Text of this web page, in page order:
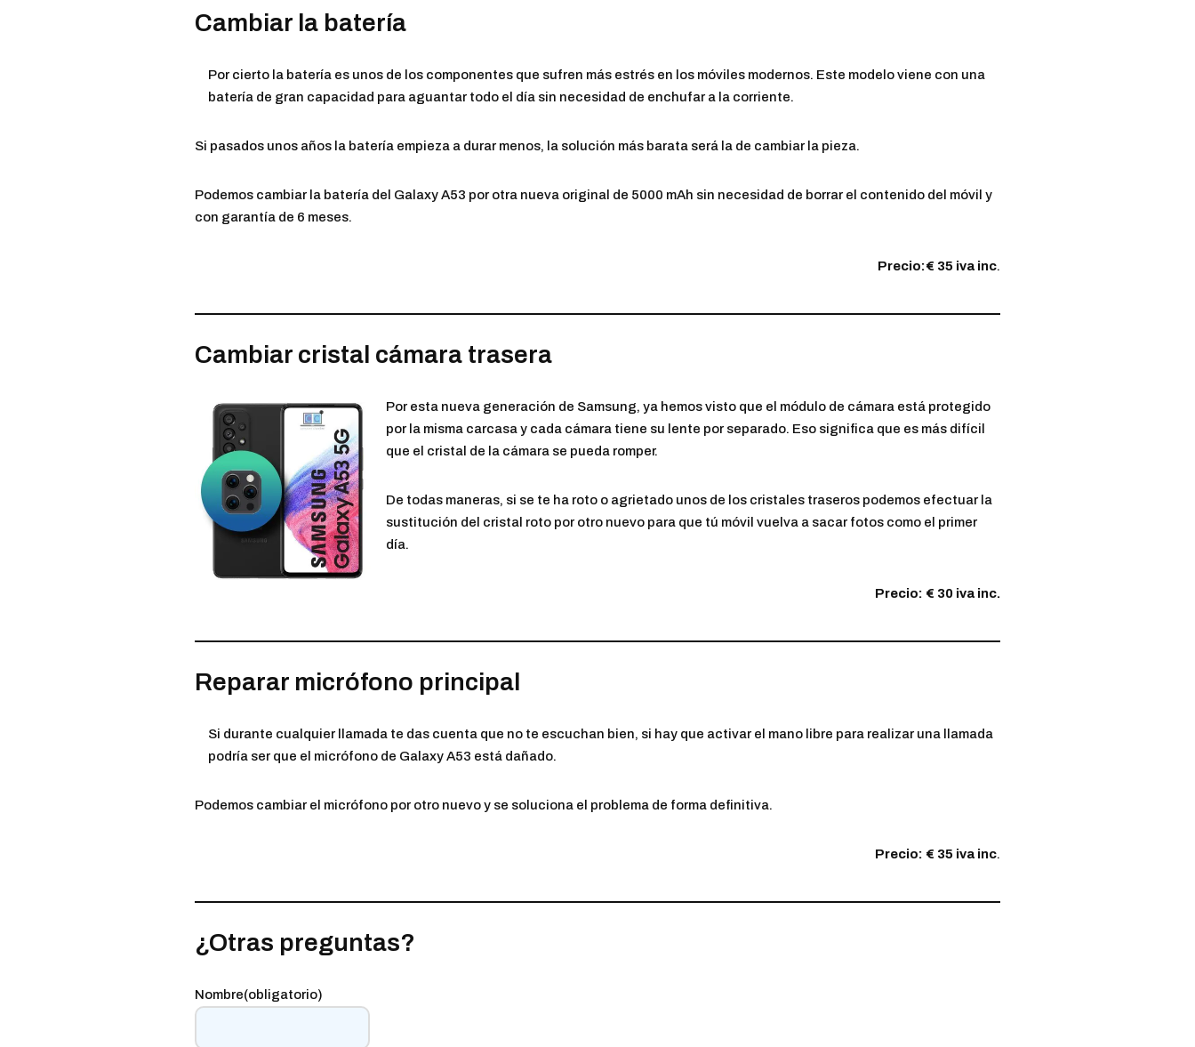
Cambiar la batería
Por cierto la batería es unos de los componentes que sufren más estrés en los móviles modernos. Este modelo viene con una
batería de gran capacidad para aguantar todo el día sin necesidad de enchufar a la corriente.
Si pasados unos años la batería empieza a durar menos, la solución más barata será la de cambiar la pieza.
Podemos cambiar la batería del Galaxy A53 por otra nueva original de 5000 mAh sin necesidad de borrar el contenido del móvil y
con garantía de 6 meses.
Precio:€ 35 iva inc.
Cambiar cristal cámara trasera
Por esta nueva generación de Samsung, ya hemos visto que el módulo de cámara está protegido
por la misma carcasa y cada cámara tiene su lente por separado. Eso significa que es más difícil
que el cristal de la cámara se pueda romper.
De todas maneras, si se te ha roto o agrietado unos de los cristales traseros podemos efectuar la
sustitución del cristal roto por otro nuevo para que tú móvil vuelva a sacar fotos como el primer
día.
Precio: € 30 iva inc.
Reparar micrófono principal
Si durante cualquier llamada te das cuenta que no te escuchan bien, si hay que activar el mano libre para realizar una llamada
podría ser que el micrófono de Galaxy A53 está dañado.
Podemos cambiar el micrófono por otro nuevo y se soluciona el problema de forma definitiva.
Precio: € 35 iva inc.
¿Otras preguntas?
Nombre(obligatorio)